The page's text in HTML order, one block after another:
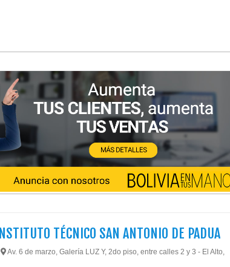
INSTITUTO TÉCNICO SAN ANTONIO DE PADUA
Av. 6 de marzo, Galería LUZ Y, 2do piso, entre calles 2 y 3 - El Alto,